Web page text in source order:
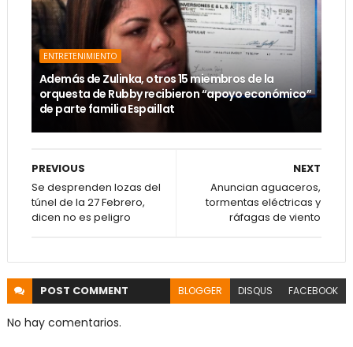
ENTRETENIMIENTO
Además de Zulinka, otros 15 miembros de la
orquesta de Rubby recibieron “apoyo económico”
de parte familia Espaillat
NEXT
Anuncian aguaceros,
tormentas eléctricas y
ráfagas de viento
PREVIOUS
Se desprenden lozas del
túnel de la 27 Febrero,
dicen no es peligro
POST COMMENT BLOGGER DISQUS FACEBOOK
No hay comentarios.